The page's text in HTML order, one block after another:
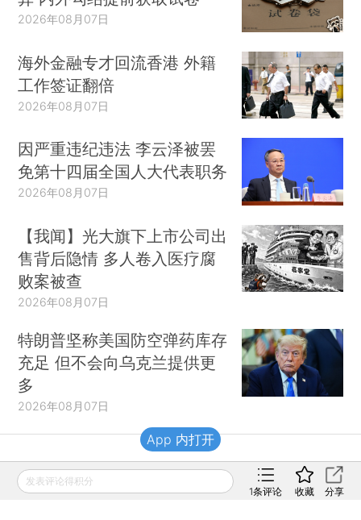
2026年08月07日
海外金融专才回流香港 外籍
工作签证翻倍
2026年08月07日
因严重违纪违法 李云泽被罢
免第十四届全国人大代表职务
2026年08月07日
【我闻】光大旗下上市公司出
售背后隐情 多人卷入医疗腐
败案被查
2026年08月07日
特朗普坚称美国防空弹药库存
充足 但不会向乌克兰提供更
多
2026年08月07日
财新移动
发表评论得积分
1条评论 收藏 分享
App 内打开